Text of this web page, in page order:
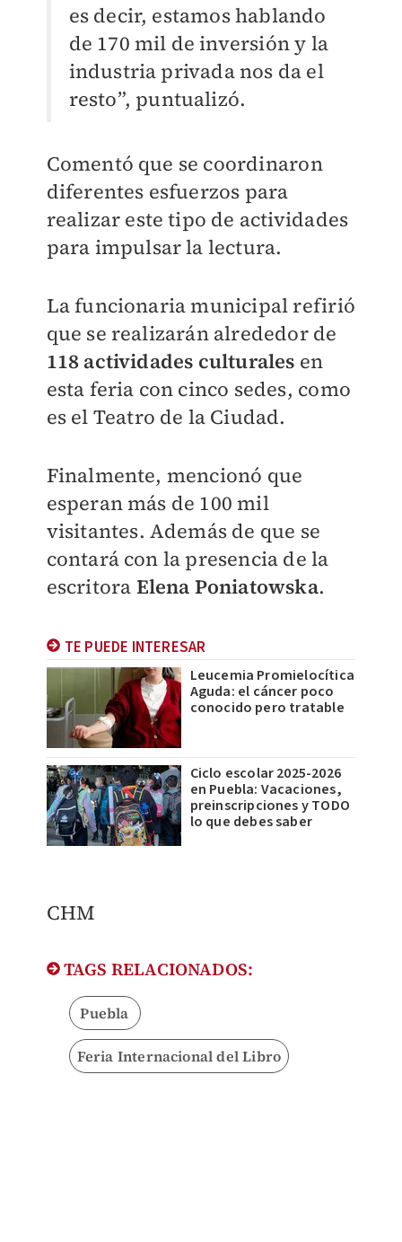
es decir, estamos hablando
de 170 mil de inversión y la
industria privada nos da el
resto”, puntualizó.
Comentó que se coordinaron
diferentes esfuerzos para
realizar este tipo de actividades
para impulsar la lectura.
La funcionaria municipal refirió
que se realizarán alrededor de
118 actividades culturales en
esta feria con cinco sedes, como
es el Teatro de la Ciudad.
Finalmente, mencionó que
esperan más de 100 mil
visitantes. Además de que se
contará con la presencia de la
escritora Elena Poniatowska.
TE PUEDE INTERESAR
Leucemia Promielocítica
Aguda: el cáncer poco
conocido pero tratable
Ciclo escolar 2025-2026
en Puebla: Vacaciones,
preinscripciones y TODO
lo que debes saber
CHM
TAGS RELACIONADOS:
Puebla
Feria Internacional del Libro